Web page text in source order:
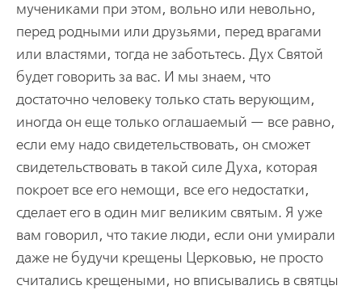
мучениками при этом, вольно или невольно,
перед родными или друзьями, перед врагами
или властями, тогда не заботьтесь. Дух Святой
будет говорить за вас. И мы знаем, что
достаточно человеку только стать верующим,
иногда он еще только оглашаемый — все равно,
если ему надо свидетельствовать, он сможет
свидетельствовать в такой силе Духа, которая
покроет все его немощи, все его недостатки,
сделает его в один миг великим святым. Я уже
вам говорил, что такие люди, если они умирали
даже не будучи крещены Церковью, не просто
считались крещеными, но вписывались в святцы